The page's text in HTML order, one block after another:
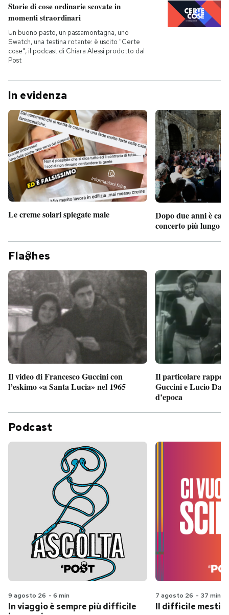
Storie di cose ordinarie scovate in
momenti straordinari
Un buono pasto, un passamontagna, uno
Swatch, una testina rotante: è uscito "Certe
cose", il podcast di Chiara Alessi prodotto dal
Post
In evidenza
Le creme solari spiegate male
Dopo due anni è
concerto più lungo
Fla hes
Il video di Francesco Guccini con
l’eskimo «a Santa Lucia» nel 1965
Il particolare
Guccini e Lucio
d’epoca
Podcast
9 agosto 26 - 6 min
In viaggio è sempre più difficile
7 agosto 26 - 37 min
Il difficile